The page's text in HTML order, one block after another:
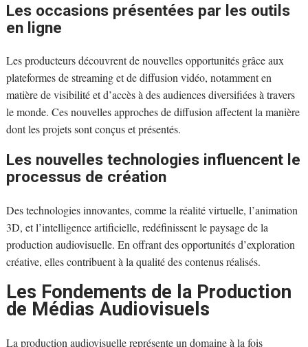
Les occasions présentées par les outils
en ligne
Les producteurs découvrent de nouvelles opportunités grâce aux
plateformes de streaming et de diffusion vidéo, notamment en
matière de visibilité et d’accès à des audiences diversifiées à travers
le monde. Ces nouvelles approches de diffusion affectent la manière
dont les projets sont conçus et présentés.
Les nouvelles technologies influencent le
processus de création
Des technologies innovantes, comme la réalité virtuelle, l’animation
3D, et l’intelligence artificielle, redéfinissent le paysage de la
production audiovisuelle. En offrant des opportunités d’exploration
créative, elles contribuent à la qualité des contenus réalisés.
Les Fondements de la Production
de Médias Audiovisuels
La production audiovisuelle représente un domaine à la fois